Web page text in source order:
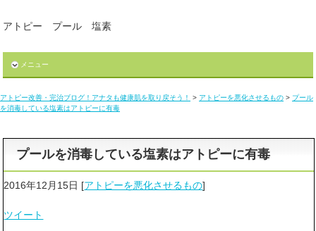
アトピー プール 塩素
メニュー
アトピー改善・完治ブログ！アナタも健康肌を取り戻そう！ > アトピーを悪化させるもの > プール
を消毒している塩素はアトピーに有毒
プールを消毒している塩素はアトピーに有毒
2016年12月15日 [アトピーを悪化させるもの]
ツイート